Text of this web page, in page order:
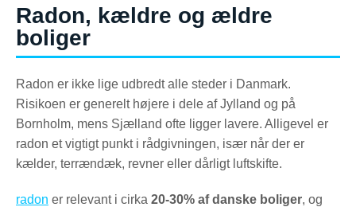
Radon, kældre og ældre
boliger
Radon er ikke lige udbredt alle steder i Danmark.
Risikoen er generelt højere i dele af Jylland og på
Bornholm, mens Sjælland ofte ligger lavere. Alligevel er
radon et vigtigt punkt i rådgivningen, især når der er
kælder, terrændæk, revner eller dårligt luftskifte.
radon er relevant i cirka 20-30% af danske boliger, og